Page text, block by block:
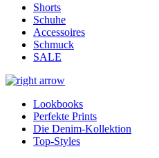
Shorts
Schuhe
Accessoires
Schmuck
SALE
Lookbooks
Perfekte Prints
Die Denim-Kollektion
Top-Styles